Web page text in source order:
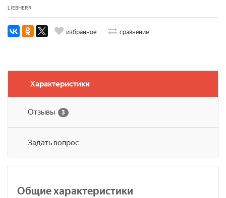
LIEBHERR
избранное сравнение
Характеристики
Отзывы 3
Задать вопрос
Общие характеристики